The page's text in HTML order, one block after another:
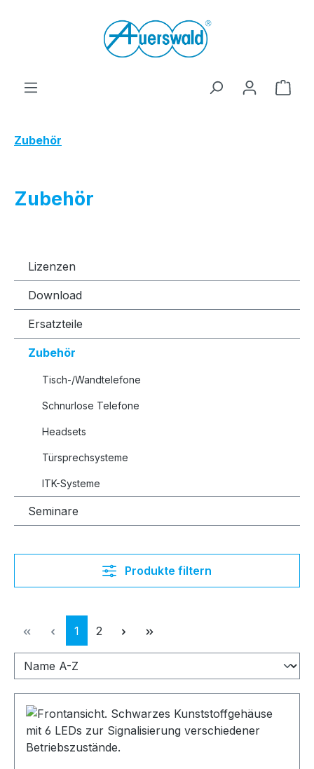
Zum Hauptinhalt springen
Zubehör
Zubehör
Lizenzen
Download
Ersatzteile
Zubehör
Tisch-/Wandtelefone
Schnurlose Telefone
Headsets
Türsprechsysteme
ITK-Systeme
Seminare
Produkte filtern
Seite
1 Seite
2